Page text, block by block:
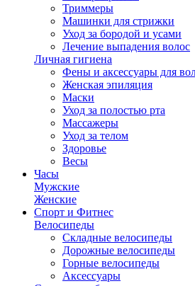
Триммеры
Машинки для стрижки
Уход за бородой и усами
Лечение выпадения волос
Личная гигиена
Фены и аксессуары для
Женская эпиляция
Маски
Уход за полостью рта
Массажеры
Уход за телом
Здоровье
Весы
Часы
Мужские
Женские
Спорт и Фитнес
Велосипеды
Складные велосипеды
Дорожные велосипеды
Горные велосипеды
Аксессуары